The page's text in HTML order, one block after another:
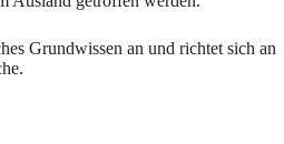
Grundwissen an und richtet sich an